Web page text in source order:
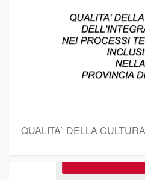
QUALITA` DELLA